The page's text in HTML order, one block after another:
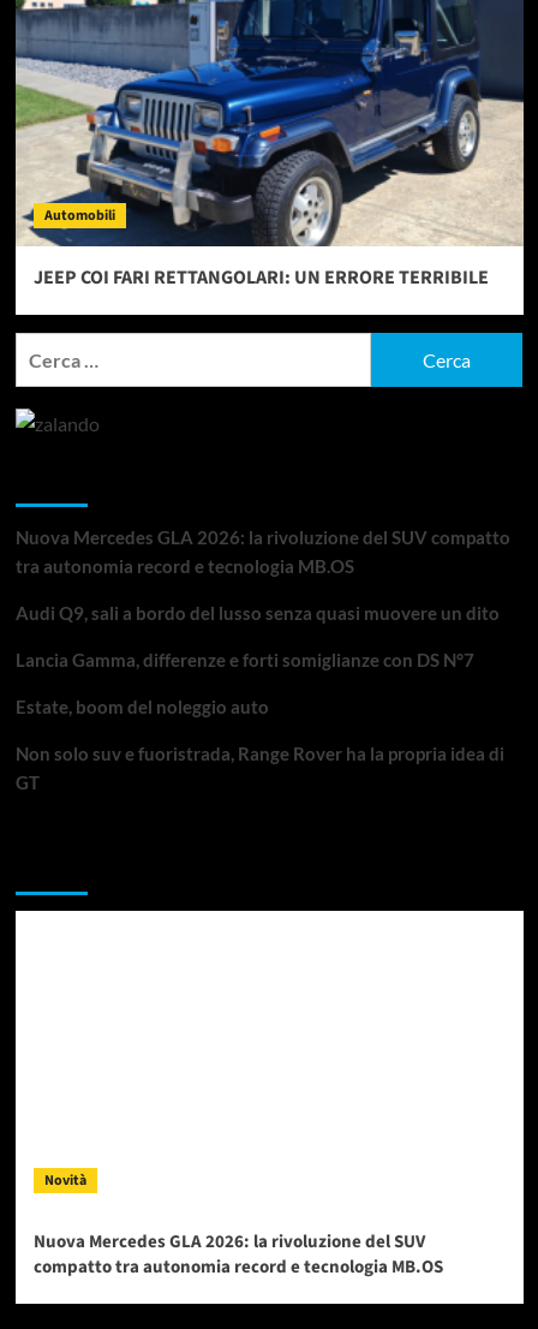
Automobili
JEEP COI FARI RETTANGOLARI: UN ERRORE TERRIBILE
Nuova Mercedes GLA 2026: la rivoluzione del SUV compatto
tra autonomia record e tecnologia MB.OS
Audi Q9, sali a bordo del lusso senza quasi muovere un dito
Lancia Gamma, differenze e forti somiglianze con DS N°7
Estate, boom del noleggio auto
Non solo suv e fuoristrada, Range Rover ha la propria idea di
GT
Novità
Nuova Mercedes GLA 2026: la rivoluzione del SUV
compatto tra autonomia record e tecnologia MB.OS